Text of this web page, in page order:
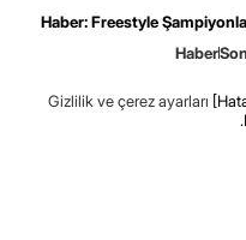
Haber: Freestyle
Haber
Gizlilik ve çerez ayarları